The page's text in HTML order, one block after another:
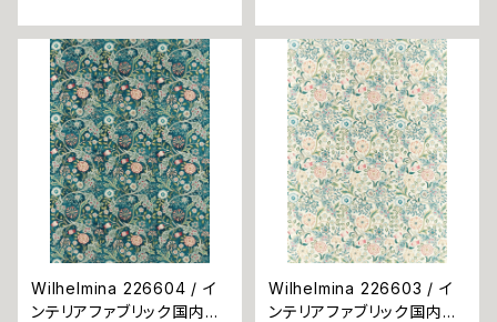
Wilhelmina 226604 / イ
ンテリアファブリック国内在
Wilhelmina 226603 / イ
ンテリアファブリック国内在